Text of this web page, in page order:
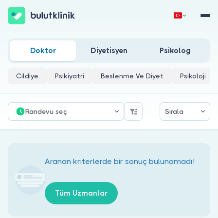
Hastalar için
Doktorlar için
Hemen Kaydol Giriş Yap
Van Kardiyoloji Doktorları
Doktor Diyetisyen Psikolog
Cildiye Psikiyatri Beslenme Ve Diyet Psikoloji
Randevu seç Sırala
Aranan kriterlerde bir sonuç bulunamadı!
Tüm Uzmanlar